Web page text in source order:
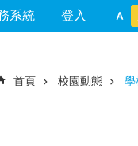
系統 登入
首頁 校園動態 學